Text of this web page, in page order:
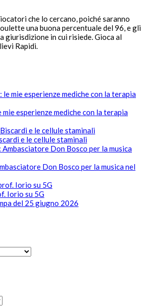
che lo cercano, poiché saranno
una buona percentuale del 96, e gli
giurisdizione in cui risiede. Gioca al
Rapidi.
mie esperienze mediche con la terapia
e le cellule staminali
Don Bosco per la musica nel
Iorio su 5G
del 25 giugno 2026